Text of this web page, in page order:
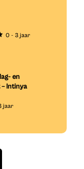
0 - 3 jaar
en
Intinya
jaar